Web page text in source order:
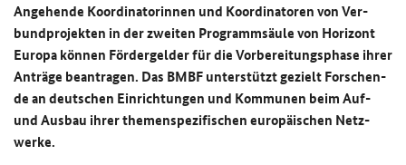
An­ge­hen­de Ko­or­di­na­to­rin­nen und Ko­or­di­na­to­ren von Ver­
bund­pro­jek­ten in der zwei­ten Pro­gramm­säu­le von Ho­ri­zont
Eu­ro­pa kön­nen För­der­gel­der für die Vor­be­rei­tungs­pha­se ihrer
An­trä­ge be­an­tra­gen. Das BMBF un­ter­stützt ge­zielt For­schen­
de an deut­schen Ein­rich­tun­gen und Kom­mu­nen beim Auf-
und Aus­bau ihrer the­men­spe­zi­fi­schen eu­ro­päi­schen Netz­
wer­ke.